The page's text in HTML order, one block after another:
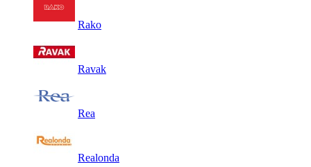
Rako
Ravak
Rea
Realonda